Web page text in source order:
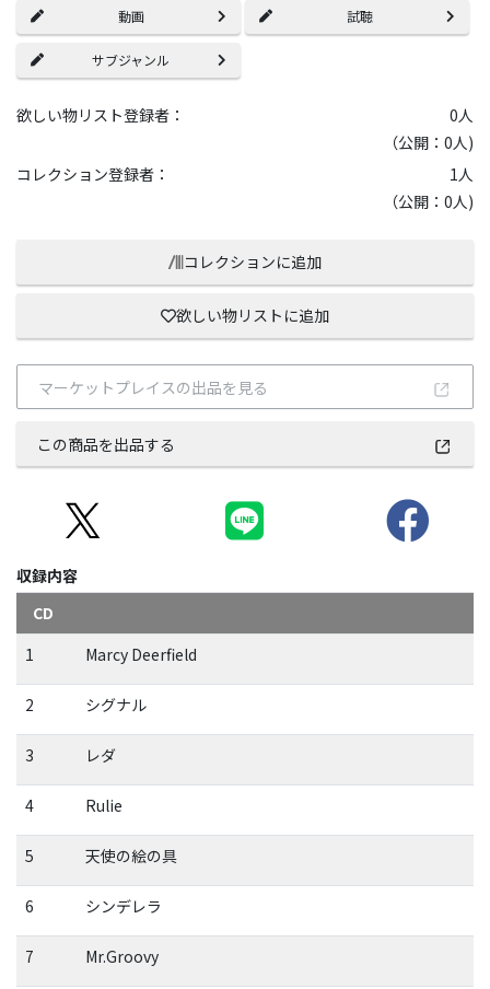
動画 試聴
サブジャンル
欲しい物リスト登録者： 0人
（公開：0人)
コレクション登録者：
1人
（公開：0人)
コレクションに追加
欲しい物リストに追加
マーケットプレイスの出品を見る
この商品を出品する
収録内容
CD
1
Marcy Deerfield
2 シグナル
3 レダ
4 Rulie
5 天使の絵の具
6 シンデレラ
7 Mr.Groovy